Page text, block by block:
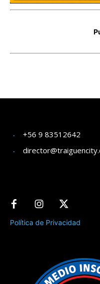
+56 9 83512642
Política de Privacidad